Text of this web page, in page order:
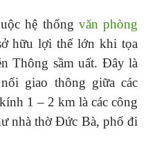
hệ thống văn phòng
hữu lợi thế lớn khi tọa
Thông sầm uất. Đây là
giao thông giữa các
1 – 2 km là các công
nhà thờ Đức Bà, phố đi